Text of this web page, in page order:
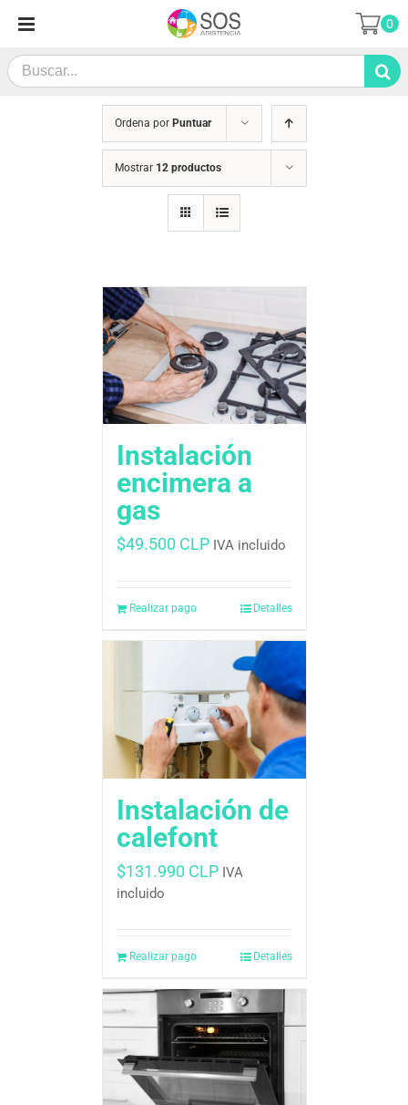
contenido
Search
for:
0
Ordena por Puntuar
Mostrar 12 productos
Instalación
encimera a
gas
$49.500 CLP IVA incluido
Realizar pago Detalles
Instalación de
calefont
$131.990 CLP IVA
incluido
Realizar pago Detalles